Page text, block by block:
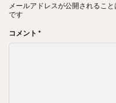
メールアドレスが公開されること
です
コメント *